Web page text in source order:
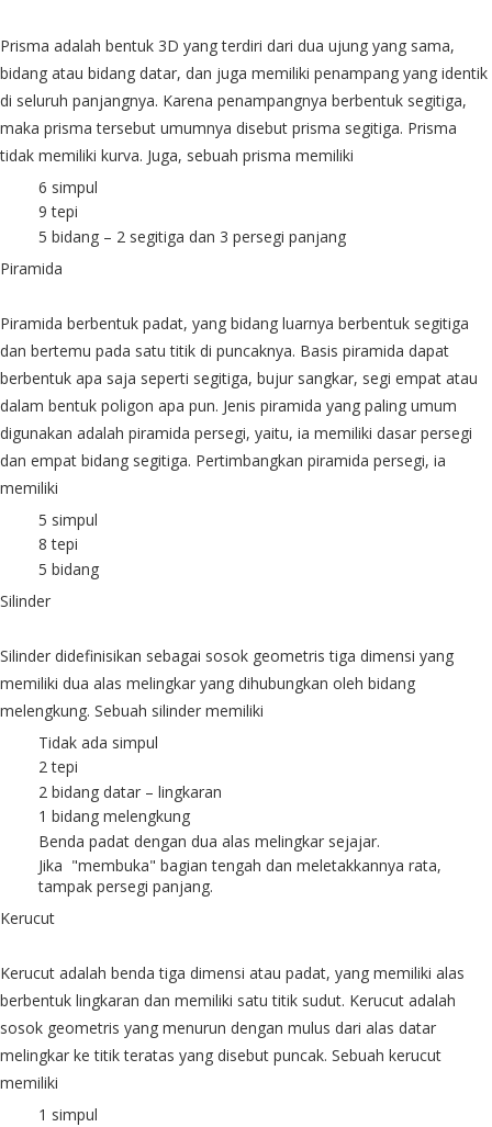
Prisma adalah bentuk 3D yang terdiri dari dua ujung yang sama,
bidang atau bidang datar, dan juga memiliki penampang yang identik
di seluruh panjangnya. Karena penampangnya berbentuk segitiga,
maka prisma tersebut umumnya disebut prisma segitiga. Prisma
tidak memiliki kurva. Juga, sebuah prisma memiliki
6 simpul
9 tepi
5 bidang – 2 segitiga dan 3 persegi panjang
Piramida
Piramida berbentuk padat, yang bidang luarnya berbentuk segitiga
dan bertemu pada satu titik di puncaknya. Basis piramida dapat
berbentuk apa saja seperti segitiga, bujur sangkar, segi empat atau
dalam bentuk poligon apa pun. Jenis piramida yang paling umum
digunakan adalah piramida persegi, yaitu, ia memiliki dasar persegi
dan empat bidang segitiga. Pertimbangkan piramida persegi, ia
memiliki
5 simpul
8 tepi
5 bidang
Silinder
Silinder didefinisikan sebagai sosok geometris tiga dimensi yang
memiliki dua alas melingkar yang dihubungkan oleh bidang
melengkung. Sebuah silinder memiliki
Tidak ada simpul
2 tepi
2 bidang datar – lingkaran
1 bidang melengkung
Benda padat dengan dua alas melingkar sejajar.
Jika "membuka" bagian tengah dan meletakkannya rata,
tampak persegi panjang.
Kerucut
Kerucut adalah benda tiga dimensi atau padat, yang memiliki alas
berbentuk lingkaran dan memiliki satu titik sudut. Kerucut adalah
sosok geometris yang menurun dengan mulus dari alas datar
melingkar ke titik teratas yang disebut puncak. Sebuah kerucut
memiliki
1 simpul